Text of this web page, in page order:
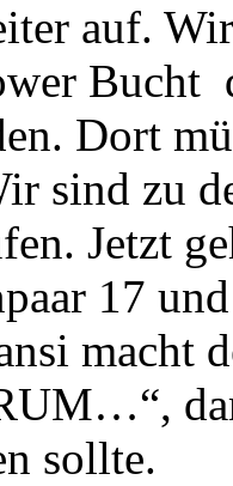
auf.
Bucht
Dort
sind zu
Jetzt
17
macht
sollte.